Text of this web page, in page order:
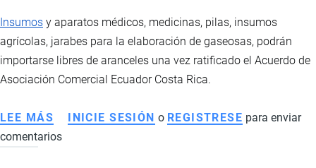
DE
ELIMINAR
Insumos y aparatos médicos, medicinas, pilas, insumos
agrícolas, jarabes para la elaboración de gaseosas, podrán
importarse libres de aranceles una vez ratificado el Acuerdo de
Asociación Comercial Ecuador Costa Rica.
LEE MÁS SOBRE
PRODUCTOS
INICIE SESIÓN o REGISTRESE para enviar
comentarios